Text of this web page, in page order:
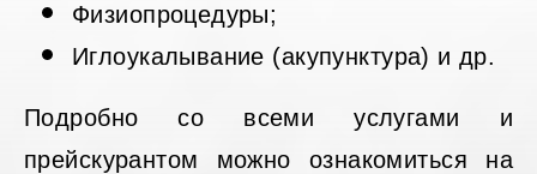
Физиопроцедуры;
Иглоукалывание (акупунктура) и др.
Подробно со всеми услугами и
прейскурантом можно ознакомиться на